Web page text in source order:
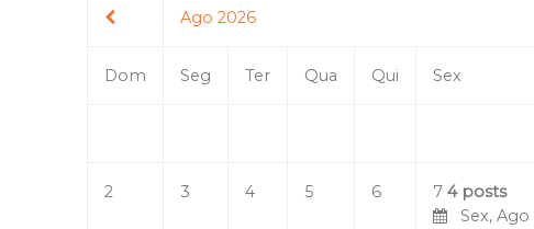
Ago 2026
Dom Seg Ter Qua Qui Sex
2 3 4 5 6 7 4 posts
Sex, Ago